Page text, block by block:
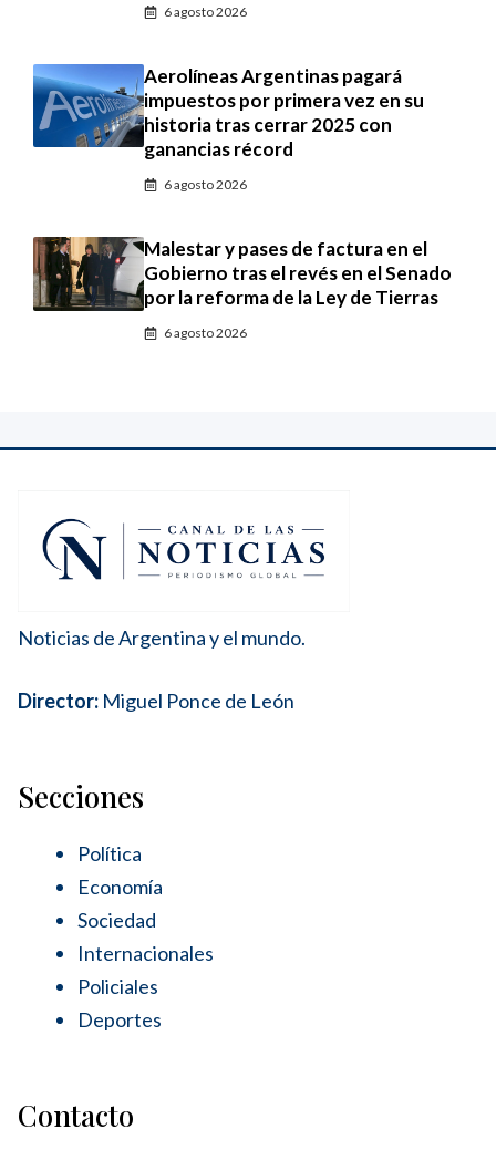
6 agosto 2026
Aerolíneas Argentinas pagará
impuestos por primera vez en su
historia tras cerrar 2025 con
ganancias récord
6 agosto 2026
Malestar y pases de factura en el
Gobierno tras el revés en el Senado
por la reforma de la Ley de Tierras
6 agosto 2026
Noticias de Argentina y el mundo.
Director: Miguel Ponce de León
Secciones
Política
Economía
Sociedad
Internacionales
Policiales
Deportes
Contacto